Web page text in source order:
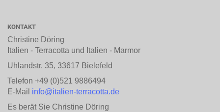
KONTAKT
Christine Döring
Italien - Terracotta und Italien - Marmor
Uhlandstr. 35, 33617 Bielefeld
Telefon +49 (0)521 9886494
E-Mail info@italien-terracotta.de
Es berät Sie Christine Döring